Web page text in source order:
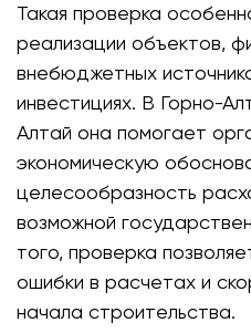
Такая проверка
реализации объектов,
внебюджетных
инвестициях. В Горно-
Алтай она помогает
экономическую
целесообразность
возможной
того, проверка
ошибки в расчетах и
начала строительства.